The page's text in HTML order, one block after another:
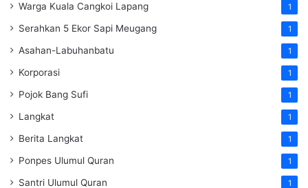
Warga Kuala Cangkoi Lapang 1
Serahkan 5 Ekor Sapi Meugang 1
Asahan-Labuhanbatu 1
Korporasi 1
Pojok Bang Sufi 1
Langkat 1
Berita Langkat 1
Ponpes Ulumul Quran 1
Santri Ulumul Quran 1